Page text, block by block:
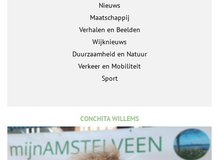
Nieuws
Maatschappij
Verhalen en Beelden
Wijknieuws
Duurzaamheid en Natuur
Verkeer en Mobiliteit
Sport
CONCHITA WILLEMS